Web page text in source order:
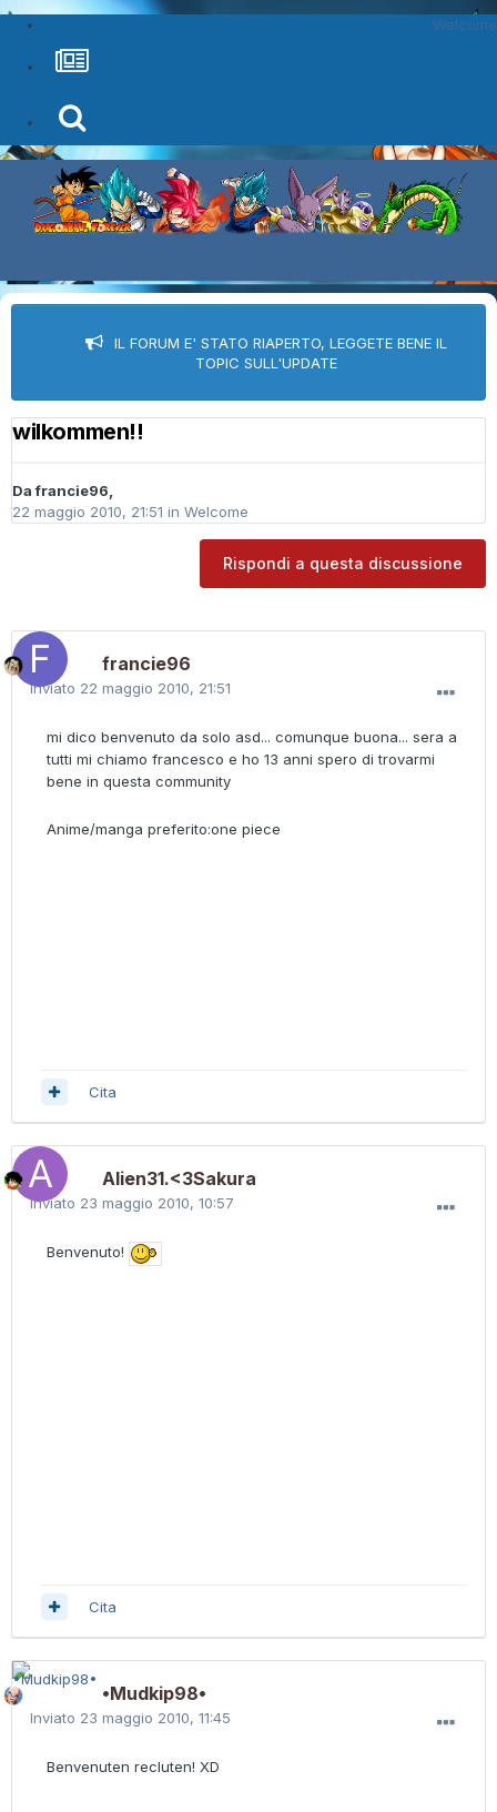
Welcome
IL FORUM E' STATO RIAPERTO, LEGGETE BENE IL
TOPIC SULL'UPDATE
wilkommen!!
Dafrancie96,
22 maggio 2010, 21:51 in Welcome
Rispondi a questa discussione
francie96
Inviato 22 maggio 2010, 21:51
mi dico benvenuto da solo asd... comunque buona... sera a
tutti mi chiamo francesco e ho 13 anni spero di trovarmi
bene in questa community
Anime/manga preferito:one piece
Cita
Alien31.<3Sakura
Inviato 23 maggio 2010, 10:57
Benvenuto!
Cita
•Mudkip98•
Inviato 23 maggio 2010, 11:45
Benvenuten recluten! XD